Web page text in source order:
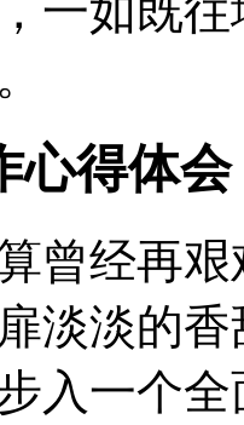
一如既
心得体
曾经再
淡淡的
入一个